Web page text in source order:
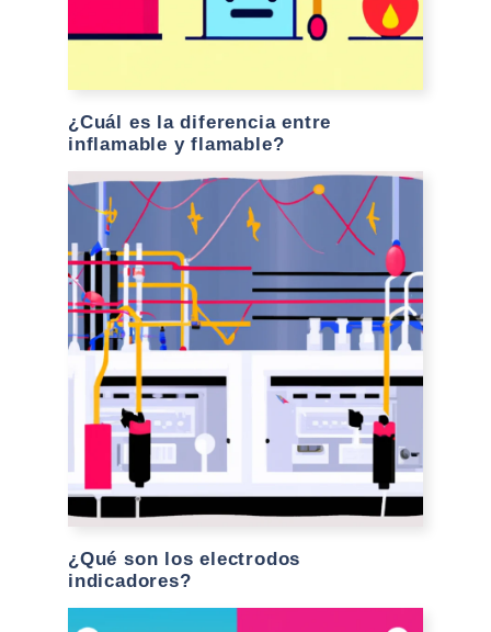
¿Cuál es la diferencia entre
inflamable y flamable?
¿Qué son los electrodos
indicadores?